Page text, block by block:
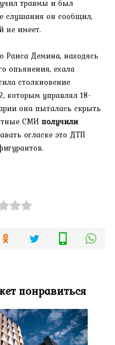
травмы и был
слушания он сообщил,
не имеет.
Раиса Демина, находясь
опьянения, ехала
столкновение
которым управлял 18-
она пыталась скрыть
СМИ получили
огласке это ДТП
понравиться